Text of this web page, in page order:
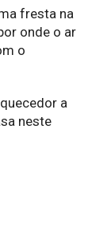
fresta na
onde o ar
o
a
neste